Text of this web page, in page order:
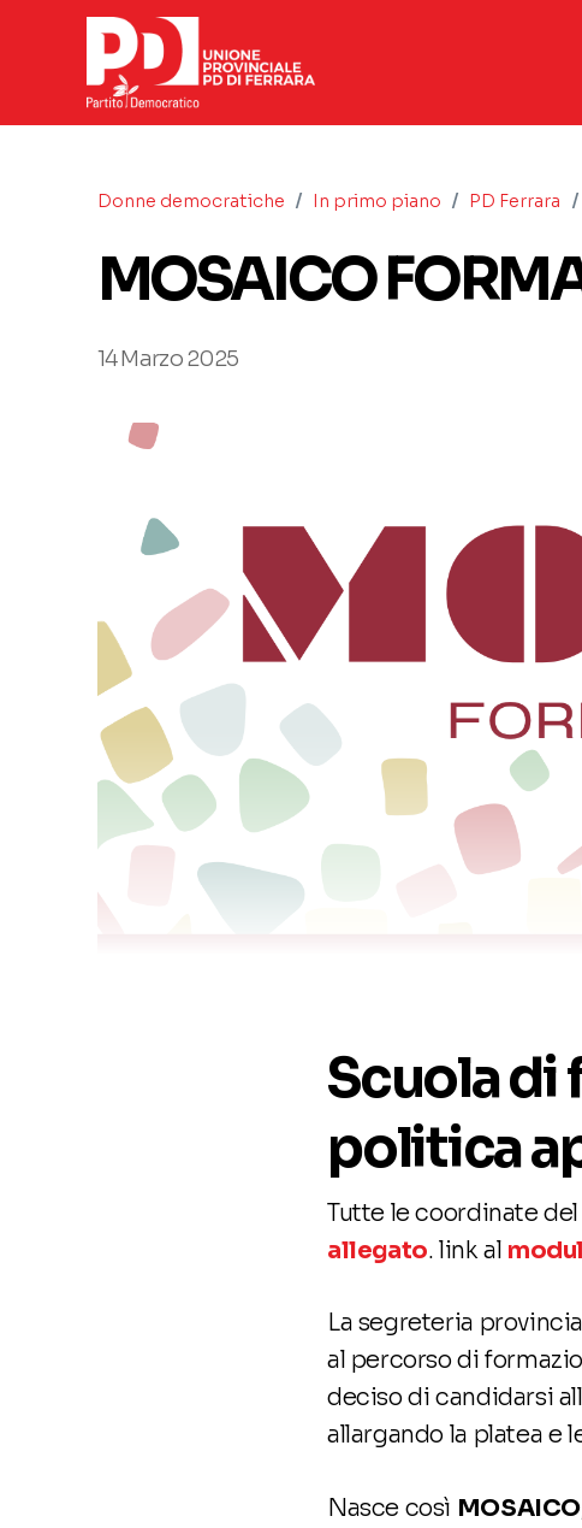
Donne democratiche / In primo piano / PD Ferrara /
MOSAICO
14 Marzo 2025
Scuola di
politica
Tutte le coordinate
allegato. link al
La segreteria
al percorso di
deciso di candidarsi
allargando la platea e
Nasce così MOSAICO